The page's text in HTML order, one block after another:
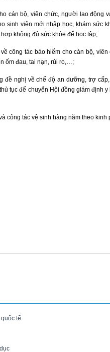
cán bộ, viên chức, người lao động
sinh viên mới nhập học, khám sức
không đủ sức khỏe để học tập;
công tác bảo hiểm cho cán bộ,
ốm đau, tai nạn, rủi ro,…;
đề nghị về chế độ an dưỡng, trợ
tục để chuyển Hội đồng giám định y
công tác vệ sinh hàng năm theo
tế